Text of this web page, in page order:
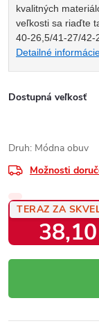
kvalitných
veľkosti sa riaďte
40-26,5/41-27/42-
Detailné
Dostupná veľkosť
Druh: Módna obuv
Možnosti
TERAZ ZA